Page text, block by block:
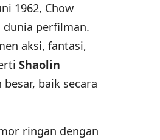
1962, Chow
dunia perfilman.
aksi, fantasi,
Shaolin
baik secara
ringan dengan